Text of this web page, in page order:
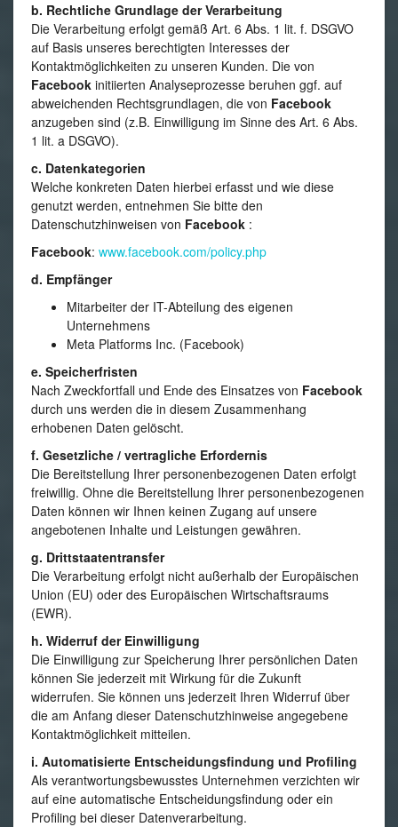
b. Rechtliche Grundlage der Verarbeitung
Die Verarbeitung erfolgt gemäß Art. 6 Abs. 1 lit. f. DSGVO
auf Basis unseres berechtigten Interesses der
Kontaktmöglichkeiten zu unseren Kunden. Die von
Facebook initiierten Analyseprozesse beruhen ggf. auf
abweichenden Rechtsgrundlagen, die von Facebook
anzugeben sind (z.B. Einwilligung im Sinne des Art. 6 Abs.
1 lit. a DSGVO).
c. Datenkategorien
Welche konkreten Daten hierbei erfasst und wie diese
genutzt werden, entnehmen Sie bitte den
Datenschutzhinweisen von Facebook :
Facebook: www.facebook.com/policy.php
d. Empfänger
Mitarbeiter der IT-Abteilung des eigenen
Unternehmens
Meta Platforms Inc. (Facebook)
e. Speicherfristen
Nach Zweckfortfall und Ende des Einsatzes von Facebook
durch uns werden die in diesem Zusammenhang
erhobenen Daten gelöscht.
f. Gesetzliche / vertragliche Erfordernis
Die Bereitstellung Ihrer personenbezogenen Daten erfolgt
freiwillig. Ohne die Bereitstellung Ihrer personenbezogenen
Daten können wir Ihnen keinen Zugang auf unsere
angebotenen Inhalte und Leistungen gewähren.
g. Drittstaatentransfer
Die Verarbeitung erfolgt nicht außerhalb der Europäischen
Union (EU) oder des Europäischen Wirtschaftsraums
(EWR).
h. Widerruf der Einwilligung
Die Einwilligung zur Speicherung Ihrer persönlichen Daten
können Sie jederzeit mit Wirkung für die Zukunft
widerrufen. Sie können uns jederzeit Ihren Widerruf über
die am Anfang dieser Datenschutzhinweise angegebene
Kontaktmöglichkeit mitteilen.
i. Automatisierte Entscheidungsfindung und Profiling
Als verantwortungsbewusstes Unternehmen verzichten wir
auf eine automatische Entscheidungsfindung oder ein
Profiling bei dieser Datenverarbeitung.